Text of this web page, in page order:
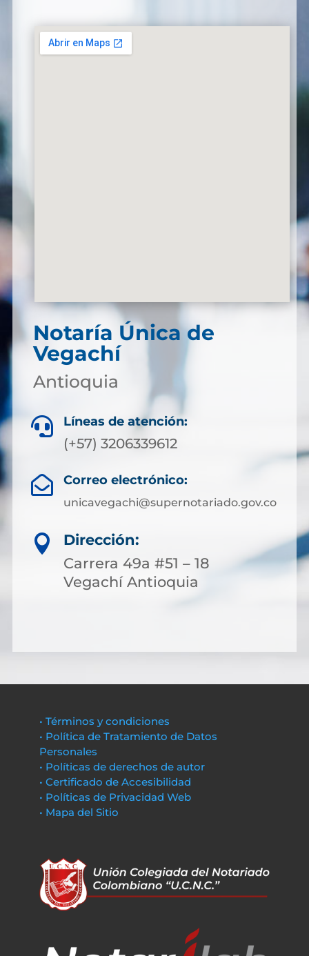
Notaría Única de
Vegachí
Antioquia
 Líneas de atención:
(+57) 3206339612
 Correo electrónico:
unicavegachi@supernotariado.gov.co

Dirección:
Carrera 49a #51 – 18
Vegachí Antioquia
• Términos y condiciones
• Política de Tratamiento de Datos
Personales
• Políticas de derechos de autor
• Certificado de Accesibilidad
• Políticas de Privacidad Web
• Mapa del Sitio